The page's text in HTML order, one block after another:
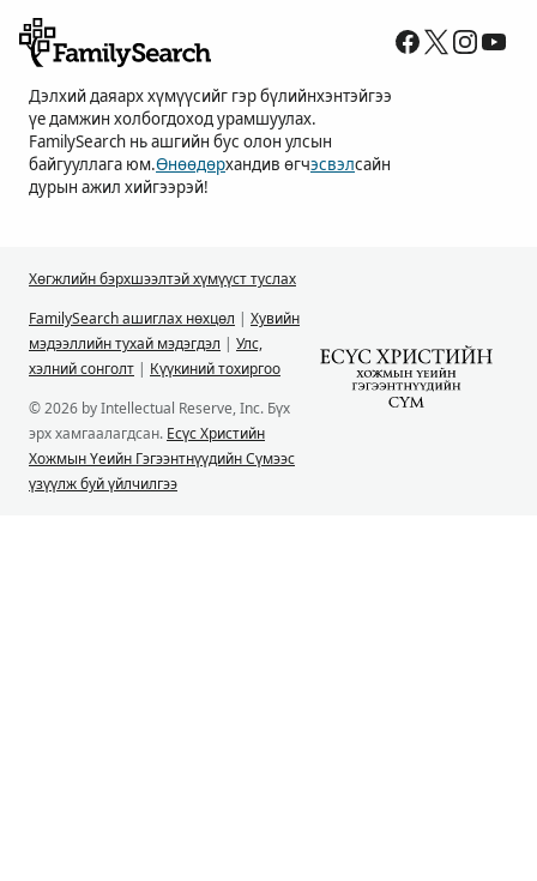
Дэлхий даяарх хүмүүсийг гэр бүлийнхэнтэйгээ
үе дамжин холбогдоход урамшуулах.
FamilySearch нь ашгийн бус олон улсын
байгууллага юм.Өнөөдөрхандив өгчэсвэлсайн
дурын ажил хийгээрэй!
Хөгжлийн бэрхшээлтэй хүмүүст туслах
FamilySearch ашиглах нөхцөл | Хувийн
мэдээллийн тухай мэдэгдэл | Улс,
хэлний сонголт | Күүкиний тохиргоо
© 2026 by Intellectual Reserve, Inc. Бүх
эрх хамгаалагдсан. Есүс Христийн
Хожмын Үеийн Гэгээнтнүүдийн Сүмээс
үзүүлж буй үйлчилгээ